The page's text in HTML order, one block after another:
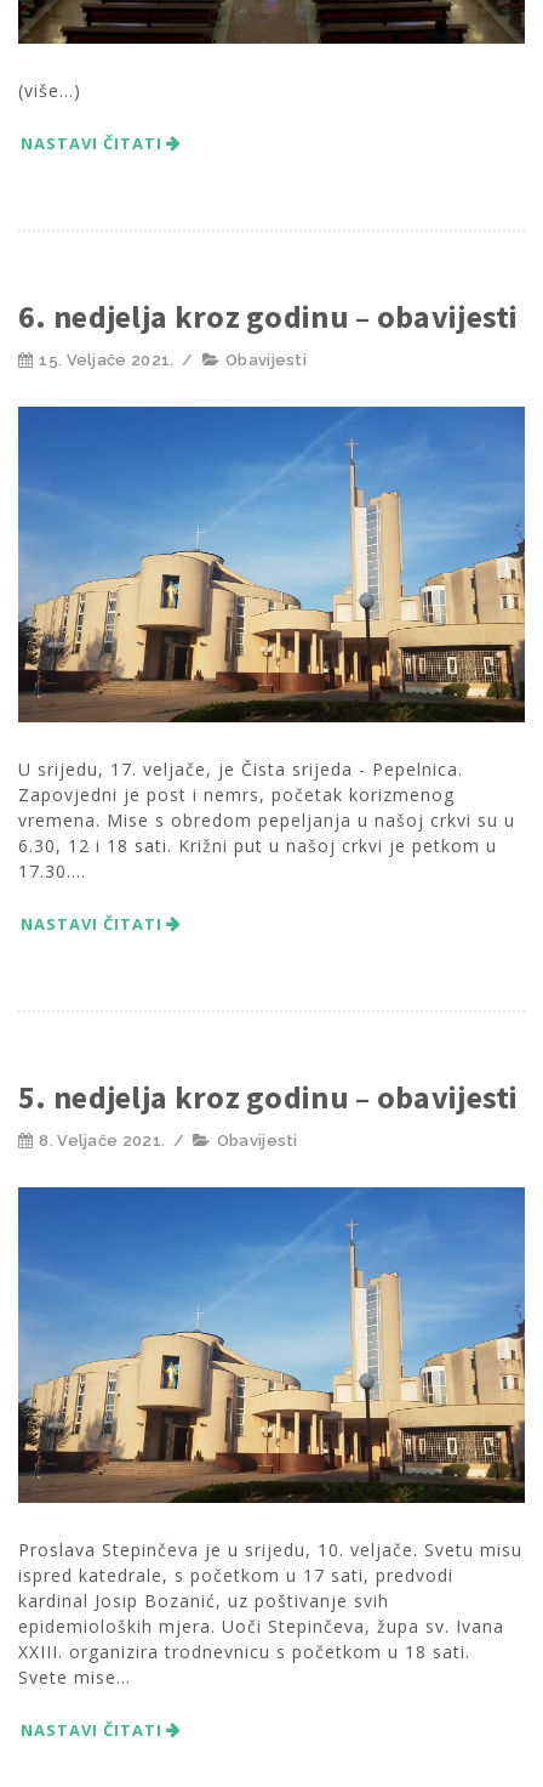
(više…)
NASTAVI ČITATI
6. nedjelja kroz godinu – obavijesti
15. Veljače 2021. / Obavijesti
U srijedu, 17. veljače, je Čista srijeda - Pepelnica.
Zapovjedni je post i nemrs, početak korizmenog
vremena. Mise s obredom pepeljanja u našoj crkvi su u
6.30, 12 i 18 sati. Križni put u našoj crkvi je petkom u
17.30....
NASTAVI ČITATI
5. nedjelja kroz godinu – obavijesti
8. Veljače 2021. / Obavijesti
Proslava Stepinčeva je u srijedu, 10. veljače. Svetu misu
ispred katedrale, s početkom u 17 sati, predvodi
kardinal Josip Bozanić, uz poštivanje svih
epidemioloških mjera. Uoči Stepinčeva, župa sv. Ivana
XXIII. organizira trodnevnicu s početkom u 18 sati.
Svete mise...
NASTAVI ČITATI